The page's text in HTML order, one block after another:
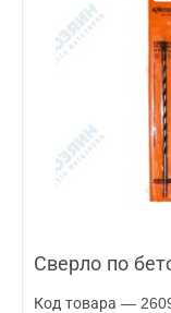
Сверло по
Код товара —